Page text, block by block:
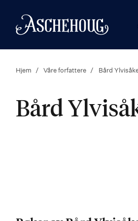
Hjem Våre forfattere Bård
Bård